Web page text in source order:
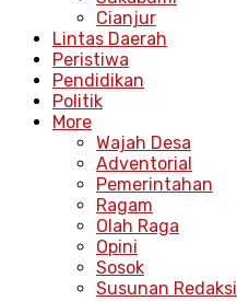
Cianjur
Lintas Daerah
Peristiwa
Pendidikan
Politik
More
Wajah Desa
Adventorial
Pemerintahan
Ragam
Olah Raga
Opini
Sosok
Susunan Redaksi